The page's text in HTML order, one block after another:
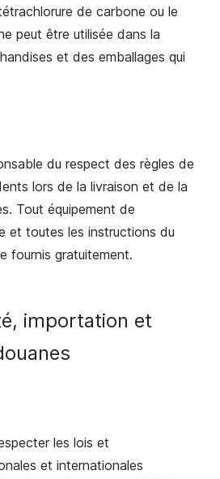
de carbone ou le
peut être utilisée dans la
et des emballages qui
du respect des règles de
lors de la livraison et de la
Tout équipement de
et toutes les instructions du
fournis gratuitement.
importation et
les lois et
et internationales